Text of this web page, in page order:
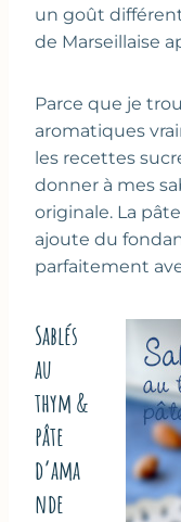
un goût
de Marseillaise
Parce que je
aromatiques
les recettes
donner à mes
originale. La
ajoute du
parfaitement
Sablés
au
thym &
pâte
d’ama
nde